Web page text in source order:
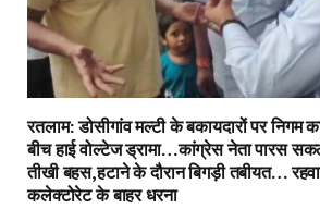
रतलाम: डोसीगांव मल्टी के बकायदारों पर
बीच हाई वोल्टेज ड्रामा…कांग्रेस नेता पारस
तीखी बहस,हटाने के दौरान बिगड़ी तबीयत…
कलेक्टोरेट के बाहर धरना